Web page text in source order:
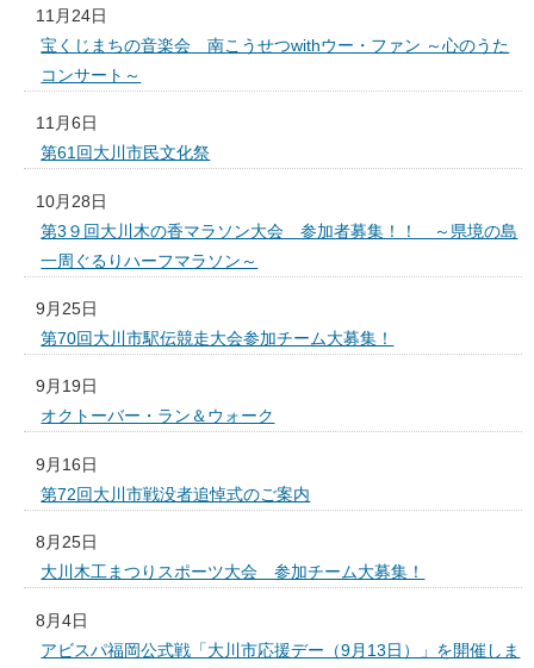
11月24日
宝くじまちの音楽会 南こうせつwithウー・ファン ～心のうた
コンサート～
11月6日
第61回大川市民文化祭
10月28日
第3９回大川木の香マラソン大会 参加者募集！！ ～県境の島
一周ぐるりハーフマラソン～
9月25日
第70回大川市駅伝競走大会参加チーム大募集！
9月19日
オクトーバー・ラン＆ウォーク
9月16日
第72回大川市戦没者追悼式のご案内
8月25日
大川木工まつりスポーツ大会 参加チーム大募集！
8月4日
アビスパ福岡公式戦「大川市応援デー（9月13日）」を開催しま